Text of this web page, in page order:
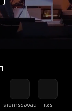
รายการของฉัน
แชร์